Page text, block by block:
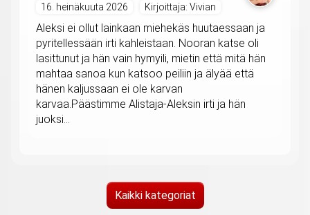
16. heinäkuuta 2026 Kirjoittaja: Vivian
Aleksi ei ollut lainkaan miehekäs huutaessaan ja
pyritellessään irti kahleistaan. Nooran katse oli
lasittunut ja hän vain hymyili, mietin että mitä hän
mahtaa sanoa kun katsoo peiliin ja älyää että
hänen kaljussaan ei ole karvan
karvaa.Päästimme Alistaja-Aleksin irti ja hän
juoksi...
Kaikki kategoriat